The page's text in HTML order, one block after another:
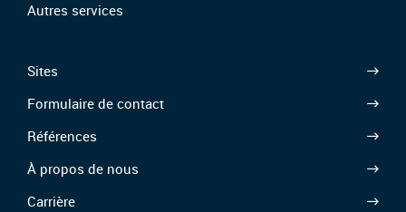
Autres services
Sites
Formulaire de contact
Références
À propos de nous
Carrière